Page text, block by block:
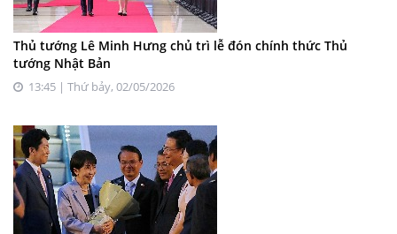
Thủ tướng Lê Minh Hưng chủ trì lễ đón chính thức Thủ
tướng Nhật Bản
13:45 | Thứ bảy, 02/05/2026